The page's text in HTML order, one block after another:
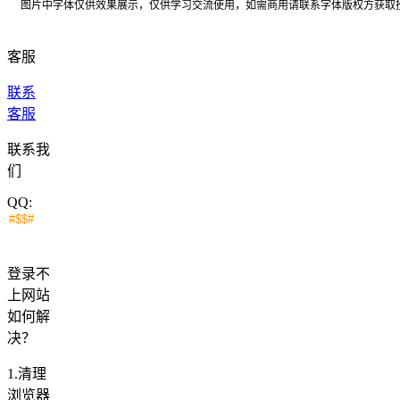
图片中字体仅供效果展示，仅供学习交流使用，如需商用请联系字体版权方获取
客服
联系
客服
联系我
们
QQ:
登录不
上网站
如何解
决？
1.清理
浏览器